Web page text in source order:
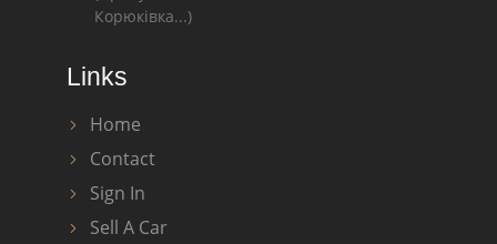
Корюківка...)
Links
Home
Contact
Sign In
Sell A Car